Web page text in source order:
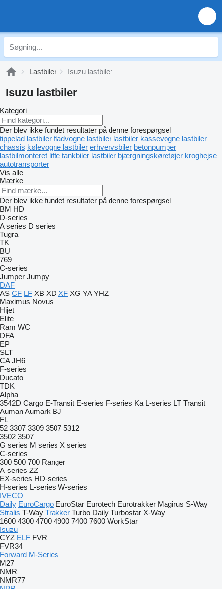
Lastbiler Isuzu lastbiler
Isuzu lastbiler
Kategori
Der blev ikke fundet resultater på denne forespørgsel
tippelad lastbiler fladvogne lastbiler lastbiler kassevogne lastbiler
chassis kølevogne lastbiler erhvervsbiler betonpumper
lastbilmonteret lifte tankbiler lastbiler bjærgningskøretøjer kroghejse
autotransporter
Vis alle
Mærke
Der blev ikke fundet resultater på denne forespørgsel
BM HD
D-series
A series D series
Tugra
TK
BU
769
C-series
Jumper Jumpy
DAF
AS CF LF XB XD XF XG YA YHZ
Maximus Novus
Hijet
Elite
Ram WC
DFA
EP
SLT
CA JH6
F-series
Ducato
TDK
Alpha
3542D Cargo E-Transit E-series F-series Ka L-series LT Transit
AumanAumark BJ
FL
52 3307 3309 3507 5312
3502 3507
G series M series X series
C-series
300 500 700 Ranger
A-series ZZ
EX-series HD-series
H-series L-series W-series
IVECO
Daily EuroCargo EuroStar Eurotech Eurotrakker Magirus S-Way
Stralis T-Way Trakker Turbo Daily Turbostar X-Way
1600 4300 4700 4900 7400 7600 WorkStar
Isuzu
CYZ ELF FVR
FVR34
Forward M-Series
M27
NMR
NMR77